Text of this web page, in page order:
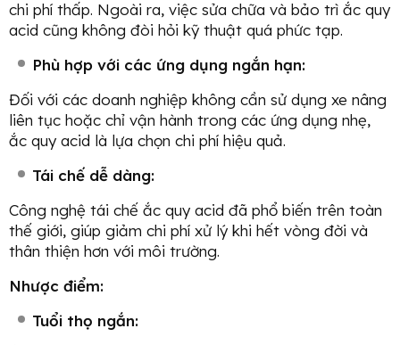
chi phí thấp. Ngoài ra, việc sửa chữa và bảo trì ắc quy
acid cũng không đòi hỏi kỹ thuật quá phức tạp.
Phù hợp với các ứng dụng ngắn hạn:
Đối với các doanh nghiệp không cần sử dụng xe nâng
liên tục hoặc chỉ vận hành trong các ứng dụng nhẹ,
ắc quy acid là lựa chọn chi phí hiệu quả.
Tái chế dễ dàng:
Công nghệ tái chế ắc quy acid đã phổ biến trên toàn
thế giới, giúp giảm chi phí xử lý khi hết vòng đời và
thân thiện hơn với môi trường.
Nhược điểm:
Tuổi thọ ngắn: